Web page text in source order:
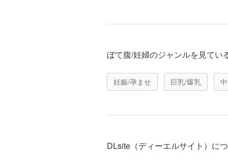
ぼて腹/妊婦のジャンルを見てい
妊娠/孕ませ 巨乳/爆乳
DLsite（ディーエルサイト）に